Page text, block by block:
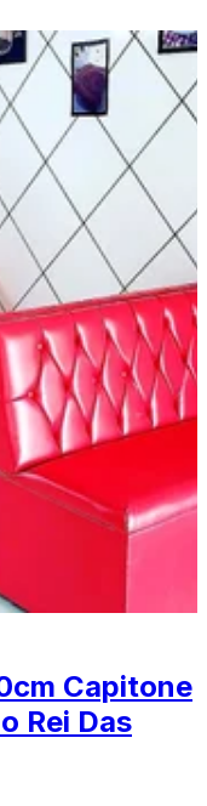
Capitone
Rei Das